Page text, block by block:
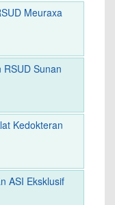
Meuraxa
Sunan
Kedokteran
ASI Eksklusif